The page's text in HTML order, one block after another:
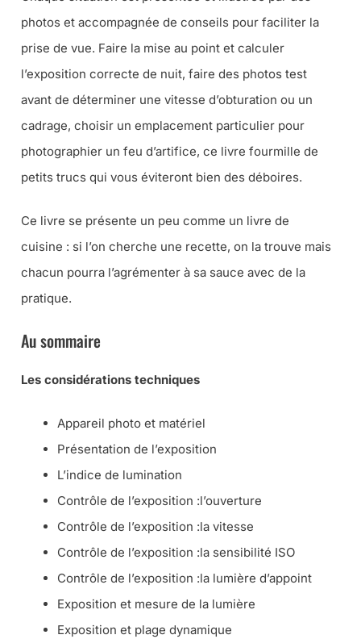
photos et accompagnée de conseils pour faciliter la
prise de vue. Faire la mise au point et calculer
l’exposition correcte de nuit, faire des photos test
avant de déterminer une vitesse d’obturation ou un
cadrage, choisir un emplacement particulier pour
photographier un feu d’artifice, ce livre fourmille de
petits trucs qui vous éviteront bien des déboires.
Ce livre se présente un peu comme un livre de
cuisine : si l’on cherche une recette, on la trouve mais
chacun pourra l’agrémenter à sa sauce avec de la
pratique.
Au sommaire
Les considérations techniques
Appareil photo et matériel
Présentation de l’exposition
L’indice de lumination
Contrôle de l’exposition :l’ouverture
Contrôle de l’exposition :la vitesse
Contrôle de l’exposition :la sensibilité ISO
Contrôle de l’exposition :la lumière d’appoint
Exposition et mesure de la lumière
Exposition et plage dynamique